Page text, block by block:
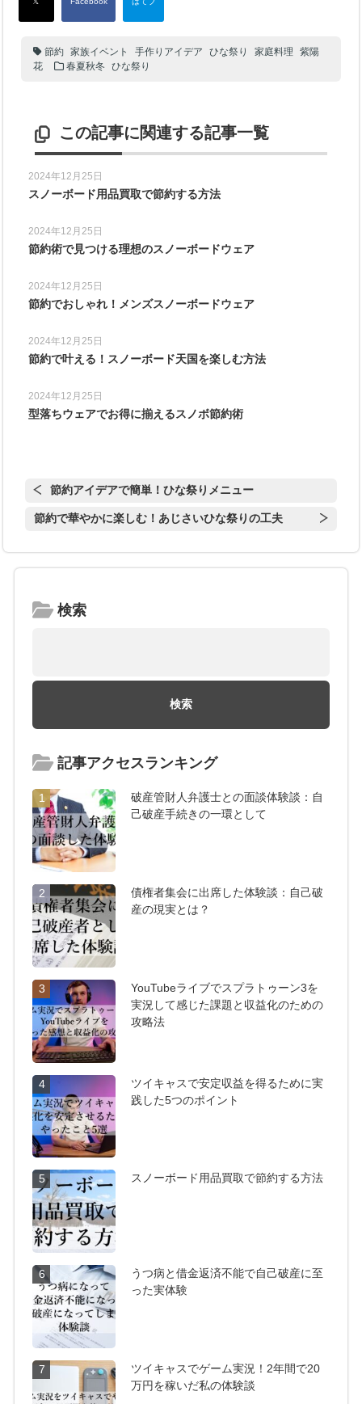
節約 家族イベント 手作りアイデア ひな祭り 家庭料理
紫陽
花
春夏秋冬 ひな祭り
この記事に関連する記事一覧
2024年12月25日
スノーボード用品買取で節約する方法
2024年12月25日
節約術で見つける理想のスノーボードウェア
2024年12月25日
節約でおしゃれ！メンズスノーボードウェア
2024年12月25日
節約で叶える！スノーボード天国を楽しむ方法
2024年12月25日
型落ちウェアでお得に揃えるスノボ節約術
節約アイデアで簡単！ひな祭りメニュー
節約で華やかに楽しむ！あじさいひな祭りの工夫
検索
記事アクセスランキング
1
破産管財人弁護士との面談体験談：自
己破産手続きの一環として
2
債権者集会に出席した体験談：自己破
産の現実とは？
3
YouTubeライブでスプラトゥーン3を
実況して感じた課題と収益化のための
攻略法
4
ツイキャスで安定収益を得るために実
践した5つのポイント
5 スノーボード用品買取で節約する方法
6
うつ病と借金返済不能で自己破産に至
った実体験
7
ツイキャスでゲーム実況！2年間で20
万円を稼いだ私の体験談